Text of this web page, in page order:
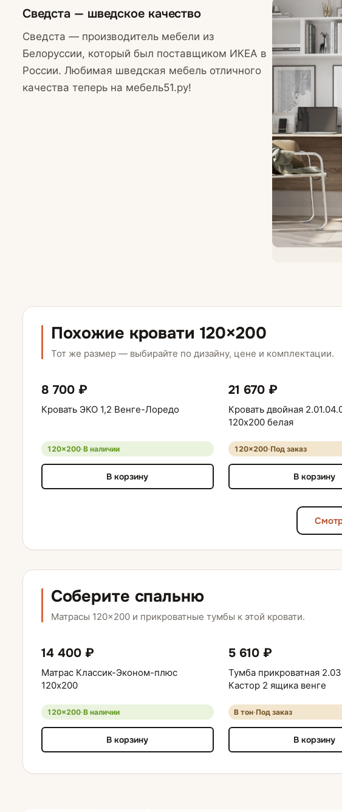
Сведста — шведское качество
Сведста — производитель мебели из
Белоруссии, который был поставщиком ИКЕА в
России. Любимая шведская мебель отличного
качества теперь на мебель51.ру!
Похожие кровати 120×200
Тот же размер — выбирайте по дизайну, цене и комплектации.
8 700 ₽
Кровать ЭКО 1,2 Венге-Лоредо
120×200·В наличии
В корзину
21 670 ₽
Кровать двойная
120х200 белая
120×200·Под заказ
В корзину
Соберите спальню
Матрасы 120×200 и прикроватные тумбы к этой кровати.
14 400 ₽
Матрас Классик-Эконом-плюс
120х200
120×200·В наличии
В корзину
5 610 ₽
Тумба прикроватная
Кастор 2 ящика венге
В тон·Под заказ
В корзину